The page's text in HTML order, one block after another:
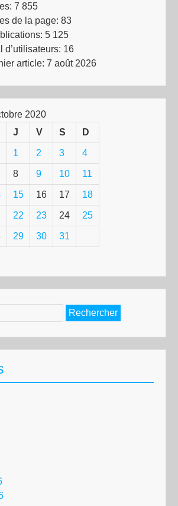
7 855
de la page: 83
5 125
d’utilisateurs: 16
article: 7 août 2026
2020
J V S D
1 2 3 4
8 9 10 11
15 16 17 18
22 23 24 25
29 30 31